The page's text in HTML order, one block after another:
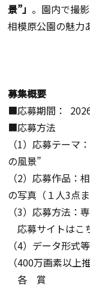
景”」 。園内で撮
相模原公園の魅力
募集概要
■応募期間：
■応募方法
（1）応募テーマ
の風景”
（2）応募作品：
の写真（１人3点ま
（3）応募方法：
応募サイトは
（4）データ形式等
（400万画素以上
各 賞